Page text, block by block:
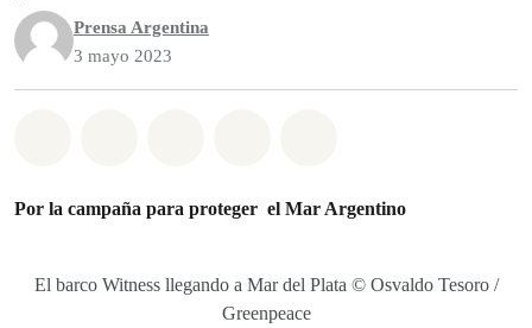
Prensa Argentina
3 mayo 2023
Por la campaña para proteger el Mar Argentino
El barco Witness llegando a Mar del Plata © Osvaldo Tesoro /
Greenpeace